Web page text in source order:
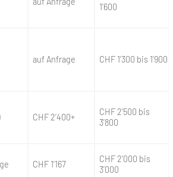
1’600
auf Anfrage CHF 1’300 bis 1’900
CHF 2’400+
CHF 2’500 bis
3’800
CHF 1’167
CHF 2’000 bis
3’000